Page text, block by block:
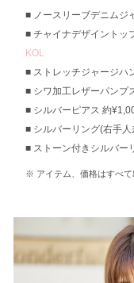
ノースリーブデニムジ
チャイナデザイントッ
KOL
ストレッチジャージハ
シワ加工レザーパンプ
シルバーピアス 約
シルバーリング(右手
ストーン付きシルバー
アイテム、価格はすべて